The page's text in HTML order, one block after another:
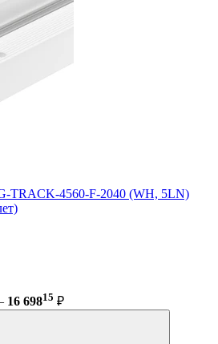
TRACK-4560-F-2040 (WH, 5LN)
16 69815 ₽